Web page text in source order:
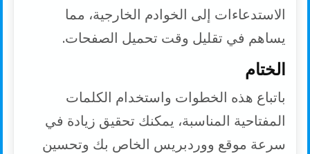
الاستدعاءات إلى الخوادم الخارجية، مما
يساهم في تقليل وقت تحميل الصفحات.
الختام
باتباع هذه الخطوات واستخدام الكلمات
المفتاحية المناسبة، يمكنك تحقيق زيادة في
سرعة موقع ووردبريس الخاص بك وتحسين